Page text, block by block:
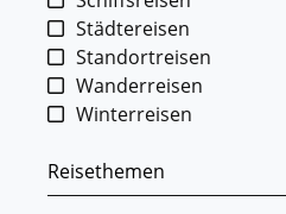
Städtereisen
Standortreisen
Wanderreisen
Winterreisen
Reisethemen